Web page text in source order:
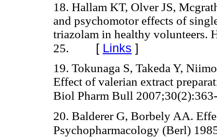
18. Hallam KT, Olver JS,
and psychomotor effects of
triazolam in healthy volunteers.
25. [ Links ]
19. Tokunaga S, Takeda Y,
Effect of valerian extract
Biol Pharm Bull
20. Balderer G, Borbely AA.
Psychopharmacology (Berl)